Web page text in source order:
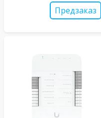
Предзаказ